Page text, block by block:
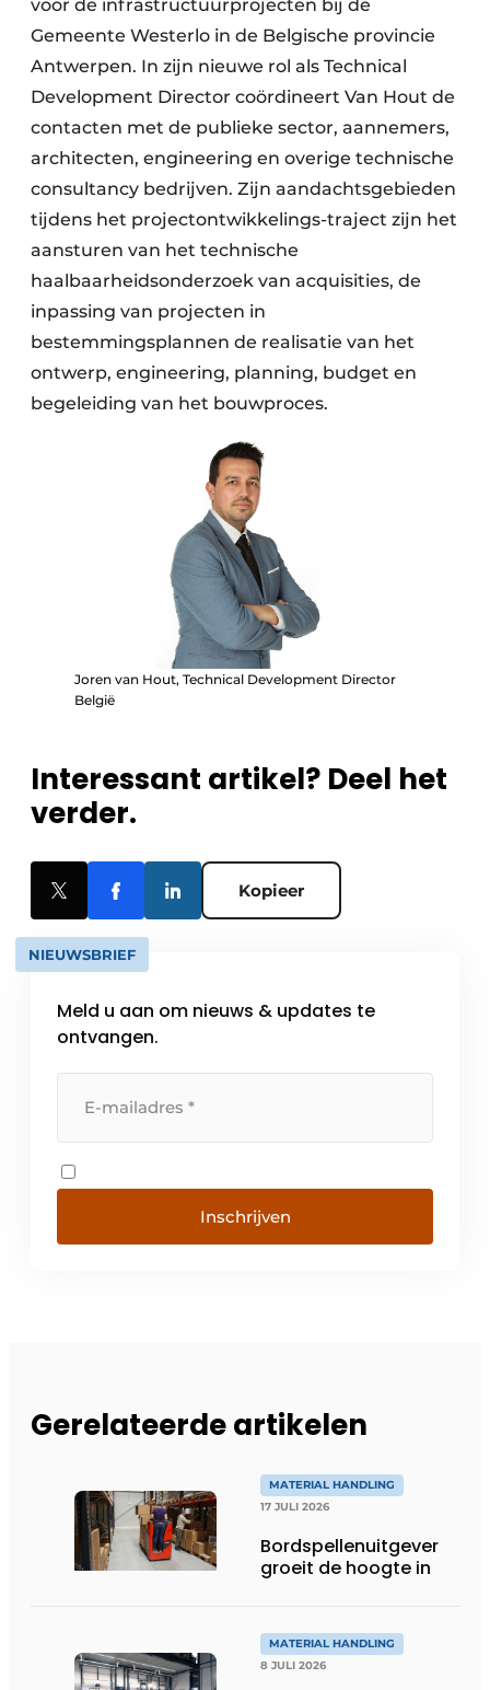
voor de infrastructuurprojecten bij de
Gemeente Westerlo in de Belgische provincie
Antwerpen. In zijn nieuwe rol als Technical
Development Director coördineert Van Hout de
contacten met de publieke sector, aannemers,
architecten, engineering en overige technische
consultancy bedrijven. Zijn aandachtsgebieden
tijdens het projectontwikkelings-traject zijn het
aansturen van het technische
haalbaarheidsonderzoek van acquisities, de
inpassing van projecten in
bestemmingsplannen de realisatie van het
ontwerp, engineering, planning, budget en
begeleiding van het bouwproces.
Joren van Hout, Technical Development Director
België
Interessant artikel? Deel het
verder.
Kopieer
NIEUWSBRIEF
Meld u aan om nieuws & updates te
ontvangen.
Inschrijven
Gerelateerde artikelen
MATERIAL HANDLING
17 JULI 2026
Bordspellenuitgever
groeit de hoogte in
MATERIAL HANDLING
8 JULI 2026